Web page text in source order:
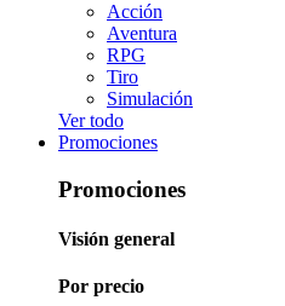
Acción
Aventura
RPG
Tiro
Simulación
Ver todo
Promociones
Promociones
Visión general
Por precio